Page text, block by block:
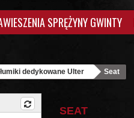
SPRĘŻYNY GWINTY
dedykowane Ulter Seat
SEAT